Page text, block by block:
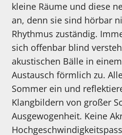
kleine Räume und diese
an, denn sie sind hörbar
Rhythmus zuständig.
sich offenbar blind
akustischen Bälle in
Austausch förmlich zu.
Sommer ein und
Klangbildern von großer
Ausgewogenheit. Keine